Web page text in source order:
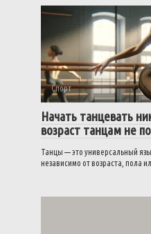
Спорт
Начать танцевать
возраст танцам не
Танцы — это универсальный
независимо от возраста, пола